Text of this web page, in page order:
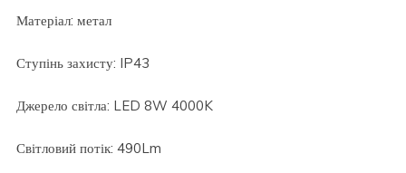
Матеріал: метал
Ступінь захисту: IP43
Джерело світла: LED 8W 4000K
Світловий потік: 490Lm